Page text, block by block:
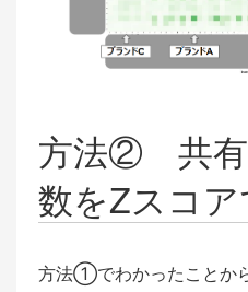
方法② 共有
数をZスコ
方法①でわかったことか